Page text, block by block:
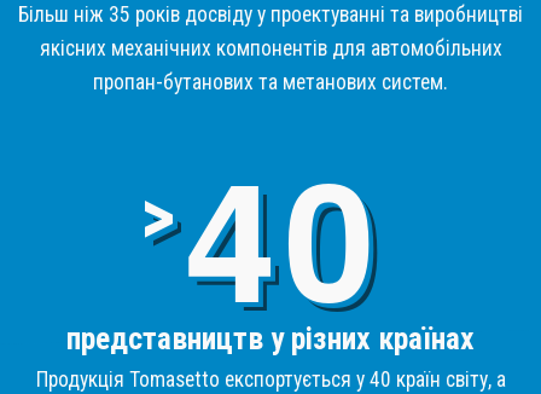
Більш ніж 35 років досвіду у проектуванні та виробництві
якісних механічних компонентів для автомобільних
пропан-бутанових та метанових систем.
>4
представництв у різних країнах
Продукція Tomasetto експортується у 40 країн світу, а